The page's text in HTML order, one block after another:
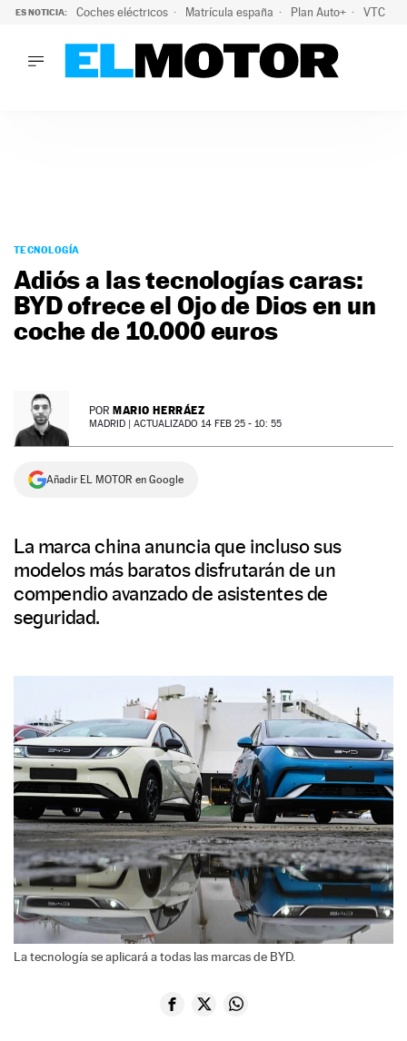
ES NOTICIA: Coches eléctricos Matrícula españa Plan Auto+ VTC
PODCAST
MOTOS
TECNOLOGÍA
SUPERCOCHES
SERVICIOS
NEWSLETTER
SÍGUENOS
TECNOLOGÍA
Adiós a las tecnologías caras:
BYD ofrece el Ojo de Dios en un
coche de 10.000 euros
POR MARIO HERRÁEZ
MADRID | ACTUALIZADO 14 FEB 25 - 10: 55
Añadir EL MOTOR en Google
La marca china anuncia que incluso sus
modelos más baratos disfrutarán de un
compendio avanzado de asistentes de
seguridad.
La tecnología se aplicará a todas las marcas de BYD.